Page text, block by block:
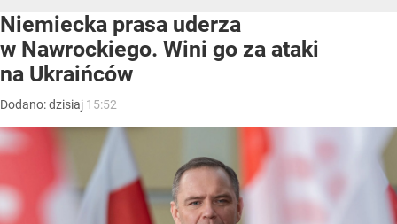
Niemiecka prasa uderza
w Nawrockiego. Wini go za ataki
na Ukraińców
Dodano:dzisiaj 15:52